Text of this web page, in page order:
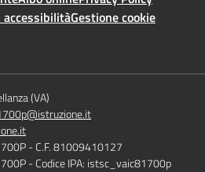
accessibilitàGestione cookie
(VA)
- C.F. 81009410127
- Codice IPA: istsc_vaic81700p